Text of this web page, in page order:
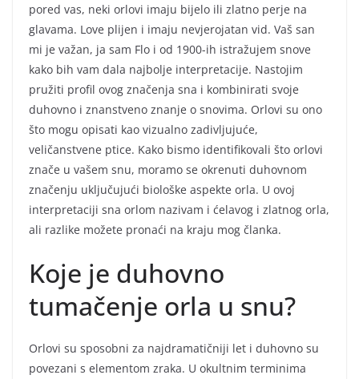
pored vas, neki orlovi imaju bijelo ili zlatno perje na
glavama. Love plijen i imaju nevjerojatan vid. Vaš san
mi je važan, ja sam Flo i od 1900-ih istražujem snove
kako bih vam dala najbolje interpretacije. Nastojim
pružiti profil ovog značenja sna i kombinirati svoje
duhovno i znanstveno znanje o snovima. Orlovi su ono
što mogu opisati kao vizualno zadivljujuće,
veličanstvene ptice. Kako bismo identifikovali što orlovi
znače u vašem snu, moramo se okrenuti duhovnom
značenju uključujući biološke aspekte orla. U ovoj
interpretaciji sna orlom nazivam i ćelavog i zlatnog orla,
ali razlike možete pronaći na kraju mog članka.
Koje je duhovno
tumačenje orla u snu?
Orlovi su sposobni za najdramatičniji let i duhovno su
povezani s elementom zraka. U okultnim terminima